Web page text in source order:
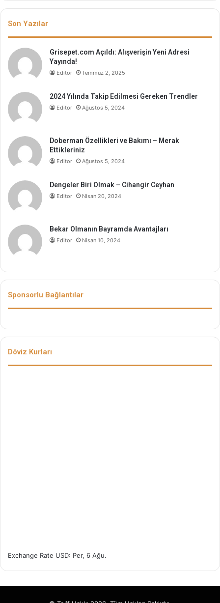
Son Yazılar
Grisepet.com Açıldı: Alışverişin Yeni Adresi
Yayında!
Editor Temmuz 2, 2025
2024 Yılında Takip Edilmesi Gereken Trendler
Editor Ağustos 5, 2024
Doberman Özellikleri ve Bakımı – Merak
Ettikleriniz
Editor Ağustos 5, 2024
Dengeler Biri Olmak – Cihangir Ceyhan
Editor Nisan 20, 2024
Bekar Olmanın Bayramda Avantajları
Editor Nisan 10, 2024
Sponsorlu Bağlantılar
Döviz Kurları
Exchange Rate USD: Per, 6 Ağu.